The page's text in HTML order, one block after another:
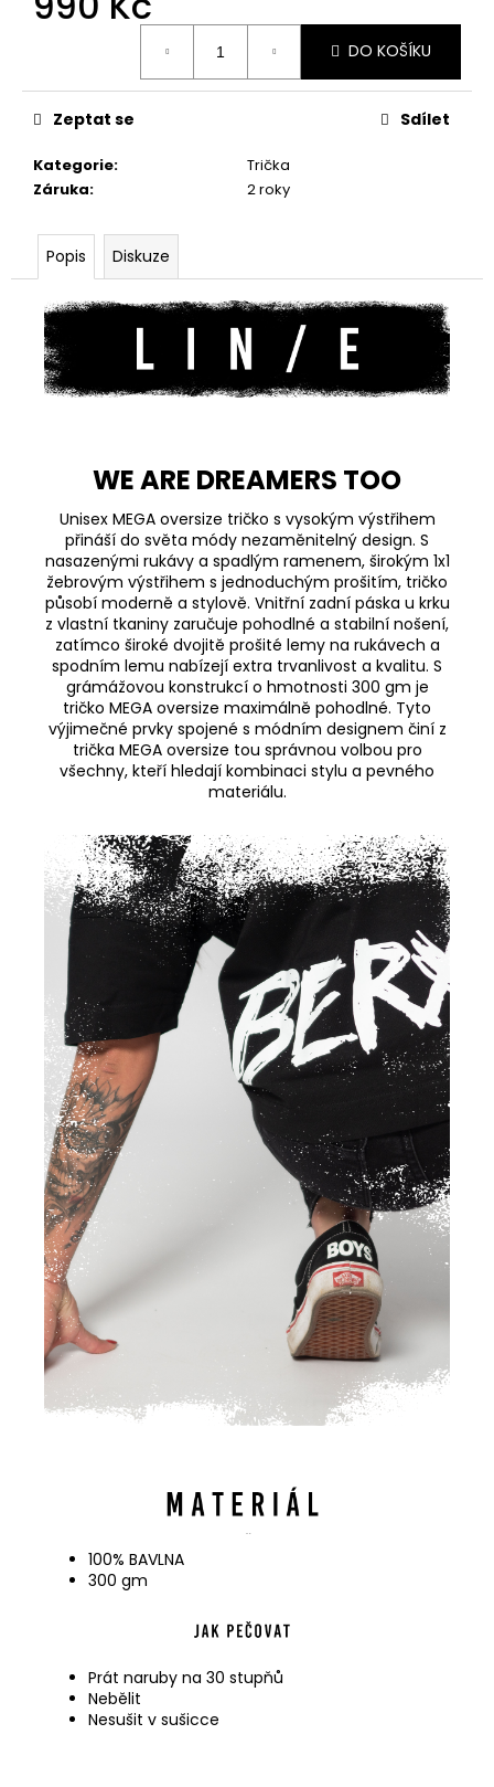
DO KOŠÍKU
Kategorie:
Trička
Záruka: 2 roky
Zeptat se Sdílet
Popis Diskuze
WE ARE DREAMERS TOO
Unisex MEGA oversize tričko s vysokým výstřihem
přináší do světa módy nezaměnitelný design. S
nasazenými rukávy a spadlým ramenem, širokým 1x1
žebrovým výstřihem s jednoduchým prošitím, tričko
působí moderně a stylově. Vnitřní zadní páska u krku
z vlastní tkaniny zaručuje pohodlné a stabilní nošení,
zatímco široké dvojitě prošité lemy na rukávech a
spodním lemu nabízejí extra trvanlivost a kvalitu. S
grámážovou konstrukcí o hmotnosti 300 gm je
tričko MEGA oversize maximálně pohodlné. Tyto
výjimečné prvky spojené s módním designem činí z
trička MEGA oversize tou správnou volbou pro
všechny, kteří hledají kombinaci stylu a pevného
materiálu.
100% BAVLNA
300 gm
Prát naruby na 30 stupňů
Nebělit
Nesušit v sušicce